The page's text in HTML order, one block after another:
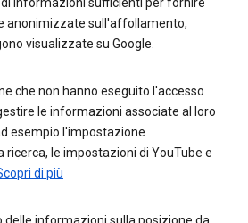
di informazioni sufficienti per fornire
anonimizzate sull'affollamento,
visualizzate su Google.
che non hanno eseguito l'accesso
le informazioni associate al loro
esempio l'impostazione
ricerca, le impostazioni di YouTube e
di più